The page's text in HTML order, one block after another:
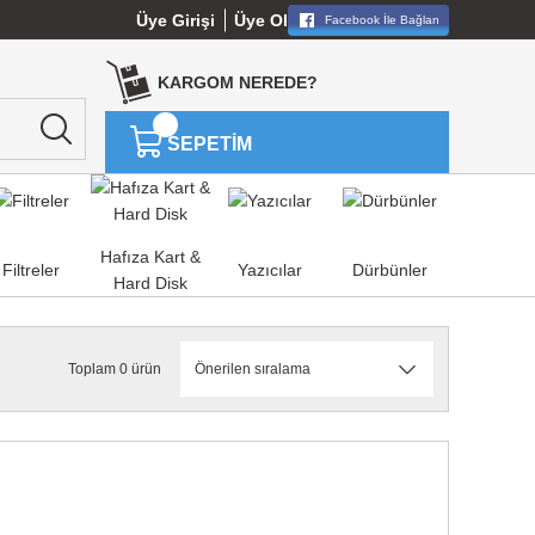
Üye Girişi Üye Ol Facebook İle Bağlan
KARGOM NEREDE?
SEPETİM
Filtreler
Hafıza Kart &
Hard Disk
Yazıcılar Dürbünler
Toplam 0 ürün